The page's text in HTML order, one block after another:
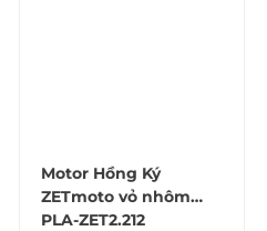
Motor Hồng Ký
ZETmoto vỏ nhôm
PLA-ZET2.212